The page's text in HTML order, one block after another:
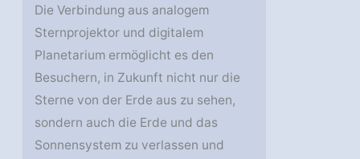
Die Verbindung aus analogem
Sternprojektor und digitalem
Planetarium ermöglicht es den
Besuchern, in Zukunft nicht nur die
Sterne von der Erde aus zu sehen,
sondern auch die Erde und das
Sonnensystem zu verlassen und